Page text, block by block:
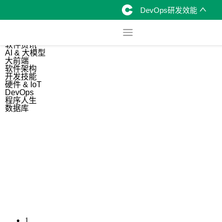
DevOps研发效能
软件资讯
AI & 大模型
大前端
软件架构
开发技能
硬件 & IoT
DevOps
程序人生
数据库
1